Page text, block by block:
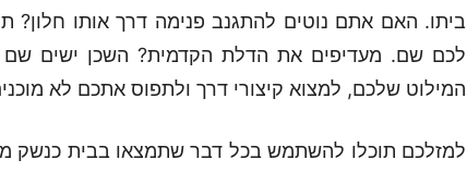
ביתו. האם אתם נוטים להתגנב פנימה דרך אותו חלון?
לכם שם. מעדיפים את הדלת הקדמית? השכן ישים שם
המילוט שלכם, למצוא קיצורי דרך ולתפוס אתכם לא
למזלכם תוכלו להשתמש בכל דבר שתמצאו בבית כנשק